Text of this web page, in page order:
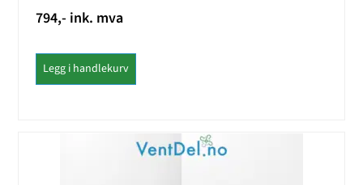
794,- ink. mva
Legg i handlekurv